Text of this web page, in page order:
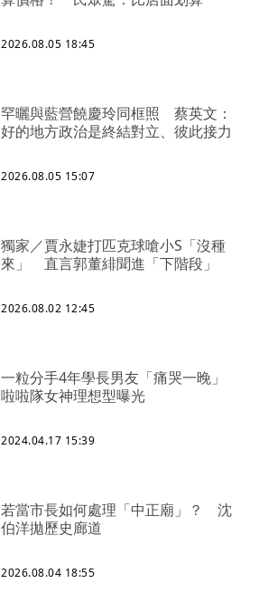
2026.08.05 18:45
罕曬與藍營饒慶玲同框照 蔡英文：
好的地方政治是終結對立、彼此接力
2026.08.05 15:07
獨家／賈永婕打匹克球嗆小S「沒種
來」 直言郭董緋聞進「下階段」
2026.08.02 12:45
一粒分手4年學長男友「痛哭一晚」
啦啦隊女神理想型曝光
2024.04.17 15:39
若當市長如何處理「中正廟」？ 沈
伯洋拋歷史廊道
2026.08.04 18:55